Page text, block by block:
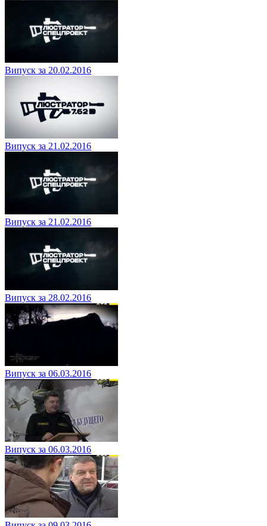
Випуск за 20.02.2016
Випуск за 21.02.2016
Випуск за 21.02.2016
Випуск за 28.02.2016
Випуск за 06.03.2016
Випуск за 06.03.2016